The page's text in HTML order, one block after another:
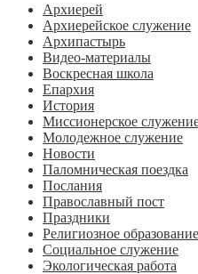
Архиерей
Архиерейское служение
Архипастырь
Видео-материалы
Воскресная школа
Епархия
История
Миссионерское
Молодежное служение
Новости
Паломническая поездка
Послания
Православный пост
Праздники
Религиозное образование
Социальное служение
Экологическая работа